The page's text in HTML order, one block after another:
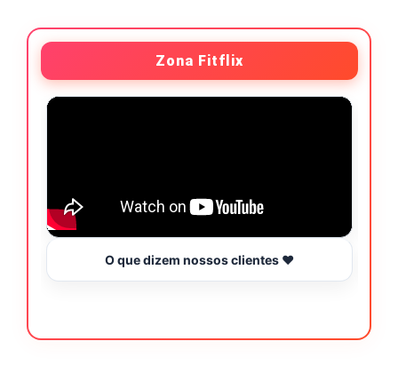
Zona Fitflix
O que dizem nossos clientes ❤️